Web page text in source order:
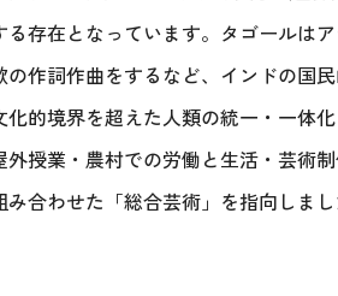
存在となっています。タゴールは
作詞作曲をするなど、インドの国
的境界を超えた人類の統一・一体
授業・農村での労働と生活・芸術
合わせた「総合芸術」を指向しまし